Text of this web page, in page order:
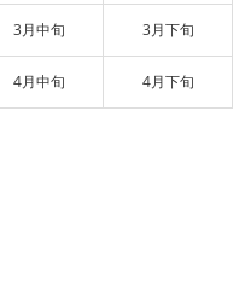
3月中旬 3月下旬
4月中旬 4月下旬